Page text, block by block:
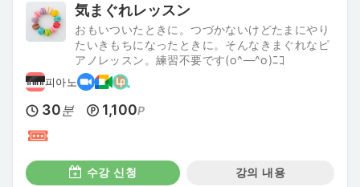
気まぐれレッスン
おもいついたときに。つづかないけどたまにやり
たいきもちになったときに。そんなきまぐれなピ
アノレッスン。練習不要です(o^―^o)ﾆｺ
피아노
30분 1,100P
수강 신청 강의 내용